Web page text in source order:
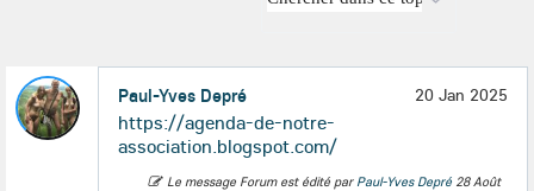
Paul-Yves Depré 20 Jan 2025
https://agenda-de-notre-
association.blogspot.com/
Le message Forum est édité par Paul-Yves Depré 28 Août